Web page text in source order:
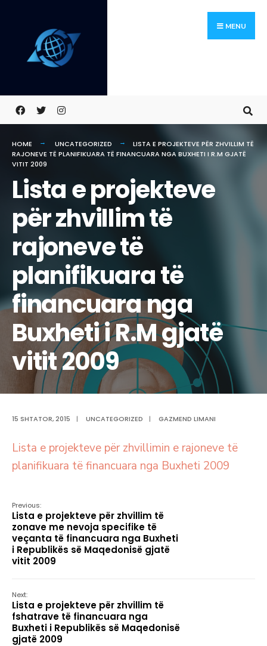
content
MENU
HOME UNCATEGORIZED
LISTA E PROJEKTEVE PËR ZHVILLIM TË
RAJONEVE TË PLANIFIKUARA TË FINANCUARA NGA BUXHETI I R.M GJATË
VITIT 2009
Lista e projekteve
për zhvillim të
rajoneve të
planifikuara të
financuara nga
Buxheti i R.M gjatë
vitit 2009
15 SHTATOR, 2015 | UNCATEGORIZED | GAZMEND LIMANI
Lista e projekteve për zhvillimin e rajoneve të
planifikuara të financuara nga Buxheti 2009
Previous:
Lista e projekteve për zhvillim të
zonave me nevoja specifike të
veçanta të financuara nga Buxheti
i Republikës së Maqedonisë gjatë
vitit 2009
Next:
Lista e projekteve për zhvillim të
fshatrave të financuara nga
Buxheti i Republikës së Maqedonisë
gjatë 2009